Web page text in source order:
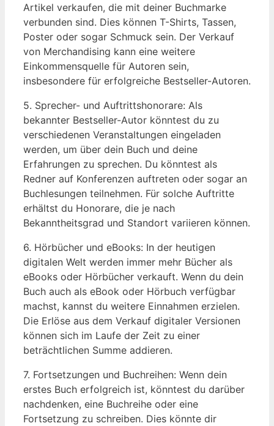
Artikel verkaufen, die mit deiner Buchmarke
verbunden sind. Dies können T-Shirts, Tassen,
Poster oder sogar Schmuck sein. Der Verkauf
von Merchandising kann eine weitere
Einkommensquelle für Autoren sein,
insbesondere für erfolgreiche Bestseller-Autoren.
5. Sprecher- und Auftrittshonorare: Als
bekannter Bestseller-Autor könntest du zu
verschiedenen Veranstaltungen eingeladen
werden, um über dein Buch und deine
Erfahrungen zu sprechen. Du könntest als
Redner auf Konferenzen auftreten oder sogar an
Buchlesungen teilnehmen. Für solche Auftritte
erhältst du Honorare, die je nach
Bekanntheitsgrad und Standort variieren können.
6. Hörbücher und eBooks: In der heutigen
digitalen Welt werden immer mehr Bücher als
eBooks oder Hörbücher verkauft. Wenn du dein
Buch auch als eBook oder Hörbuch verfügbar
machst, kannst du weitere Einnahmen erzielen.
Die Erlöse aus dem Verkauf digitaler Versionen
können sich im Laufe der Zeit zu einer
beträchtlichen Summe addieren.
7. Fortsetzungen und Buchreihen: Wenn dein
erstes Buch erfolgreich ist, könntest du darüber
nachdenken, eine Buchreihe oder eine
Fortsetzung zu schreiben. Dies könnte dir